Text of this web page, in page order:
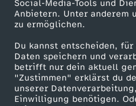
Social-Media-Tools und
Anbietern. Unter anderem
zu ermöglichen.
Du kannst entscheiden,
Daten speichern und
betrifft nur dein aktuell
"Zustimmen" erklärst du
unserer
Einwilligung benötigen.
v
o
n
F
Karriere
ZDF goes Schule
Werbefernsehen
Mainzelmännchen